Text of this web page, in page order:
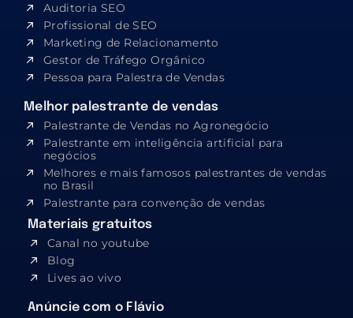
Auditoria SEO
Profissional de SEO
Marketing de Relacionamento
Gestor de Tráfego Orgânico
Pessoa para Palestra de Vendas
Melhor palestrante de vendas
Palestrante de Vendas no Agronegócio
Palestrante em inteligência artificial para
negócios
Melhores e mais famosos palestrantes de vendas
no Brasil
Palestrante para convenção de vendas
Materiais gratuitos
Canal no youtube
Blog
Lives ao vivo
Anúncie com o Flávio